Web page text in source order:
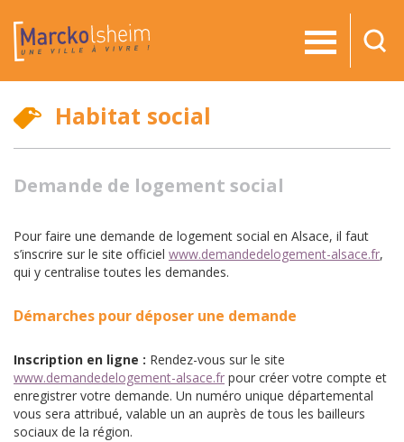
Habitat social
Demande de logement social
Pour faire une demande de logement social en Alsace, il faut
s’inscrire sur le site officiel www.demandedelogement-alsace.fr,
qui y centralise toutes les demandes.
Démarches pour déposer une demande
Inscription en ligne : Rendez-vous sur le site
www.demandedelogement-alsace.fr pour créer votre compte et
enregistrer votre demande. Un numéro unique départemental
vous sera attribué, valable un an auprès de tous les bailleurs
sociaux de la région.